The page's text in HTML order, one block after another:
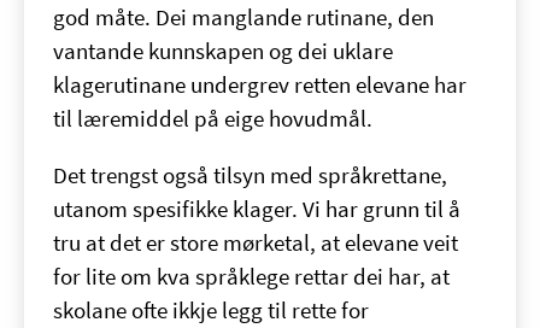
god måte. Dei manglande rutinane, den
vantande kunnskapen og dei uklare
klagerutinane undergrev retten elevane har
til læremiddel på eige hovudmål.
Det trengst også tilsyn med språkrettane,
utanom spesifikke klager. Vi har grunn til å
tru at det er store mørketal, at elevane veit
for lite om kva språklege rettar dei har, at
skolane ofte ikkje legg til rette for